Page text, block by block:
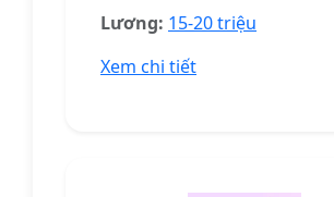
Lương: 15-20 triệu
Xem chi tiết